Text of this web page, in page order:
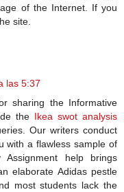
of the Internet. If you
site.
las 5:37
sharing the Informative
the Ikea swot analysis
Our writers conduct
with a flawless sample of
help brings
elaborate Adidas pestle
most students lack the